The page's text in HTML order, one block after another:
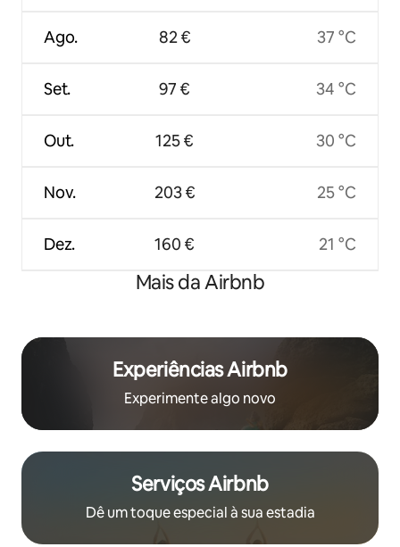
Ago.
Set.
Out.
Nov.
Dez.
82 €
97 €
125 €
203 €
160 €
37 °C
34 °C
30 °C
25 °C
21 °C
Mais da Airbnb
Experiências Airbnb
Experimente algo novo
Serviços Airbnb
Dê um toque especial à sua estadia